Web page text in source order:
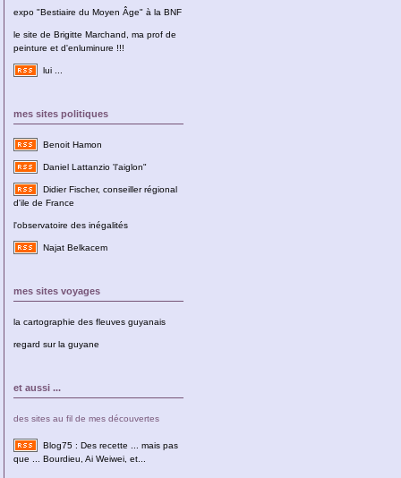
expo "Bestiaire du Moyen Âge" à la BNF
le site de Brigitte Marchand, ma prof de
peinture et d'enluminure !!!
lui ...
mes sites politiques
Benoit Hamon
Daniel Lattanzio 'l'aiglon"
Didier Fischer, conseiller régional
d'ile de France
l'observatoire des inégalités
Najat Belkacem
mes sites voyages
la cartographie des fleuves guyanais
regard sur la guyane
et aussi ...
des sites au fil de mes découvertes
Blog75 : Des recette ... mais pas
que ... Bourdieu, Ai Weiwei, et...